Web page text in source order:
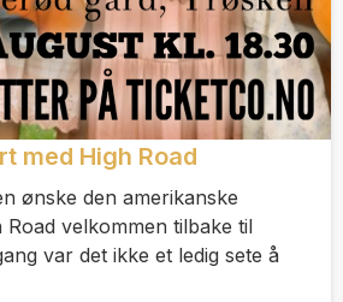
med High Road
ønske den amerikanske
velkommen tilbake til
var det ikke et ledig sete å